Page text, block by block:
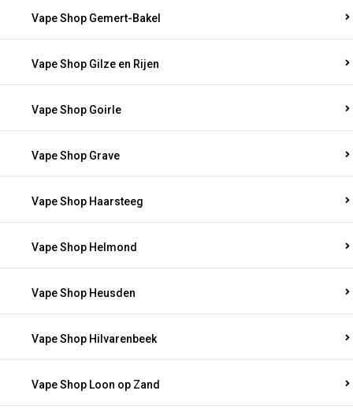
Vape Shop Gemert-Bakel
Vape Shop Gilze en Rijen
Vape Shop Goirle
Vape Shop Grave
Vape Shop Haarsteeg
Vape Shop Helmond
Vape Shop Heusden
Vape Shop Hilvarenbeek
Vape Shop Loon op Zand